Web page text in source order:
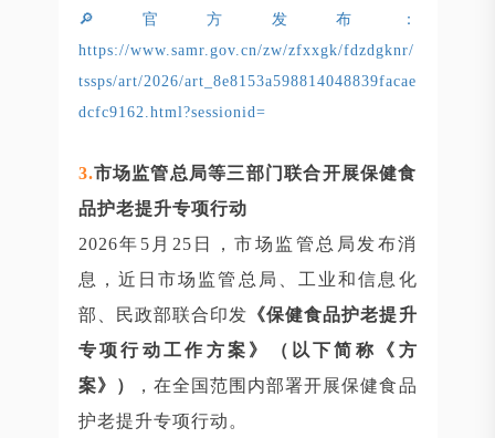
🔎官方发布：
https://www.samr.gov.cn/zw/zfxxgk/fdzdgknr/
tssps/art/2026/art_8e8153a598814048839facae
dcfc9162.html?sessionid=
3.市场监管总局等三部门联合开展保健食
品护老提升专项行动
2026年5月25日，市场监管总局发布消
息，近日市场监管总局、工业和信息化
部、民政部联合印发 《保健食品护老提升
专项行动工作方案》（以下简称《方
案》）
，在全国范围内部署开展保健食品
护老提升专项行动。